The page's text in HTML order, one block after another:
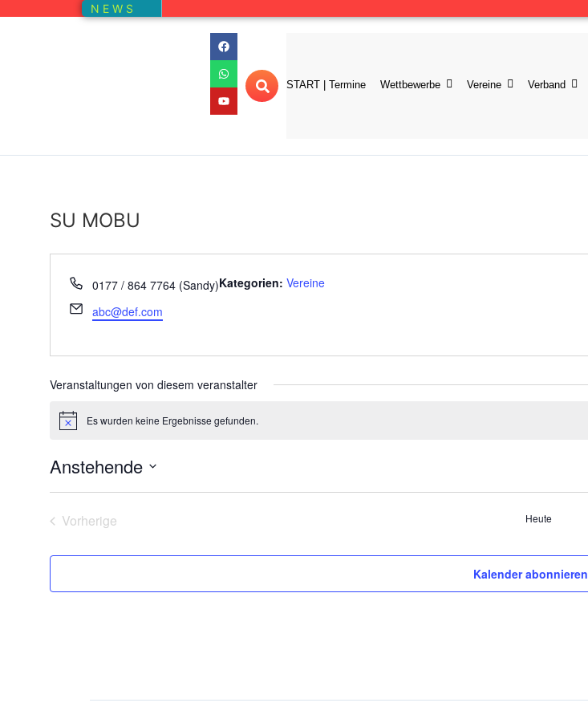
N E W S
START | Termine Wettbewerbe Vereine Verband
SU MOBU
Telefon
0177 / 864 7764 (Sandy)
Email
abc@def.com
Kategorien: Vereine
Veranstaltungen von diesem veranstalter
HinweisEs wurden keine Ergebnisse gefunden.
Anstehende
wählen.
VorherigeVeranstaltungen Heute
Kalender abonnieren